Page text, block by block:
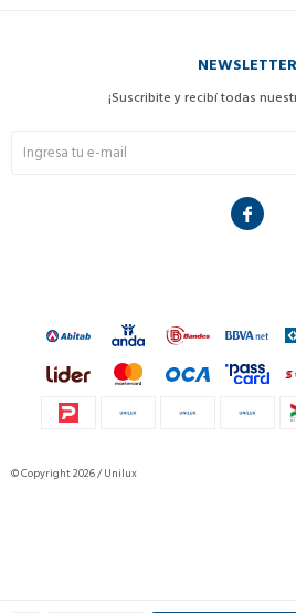
NEWSLETTER
¡Suscribite y recibí todas

© Copyright 2026 / Unilux